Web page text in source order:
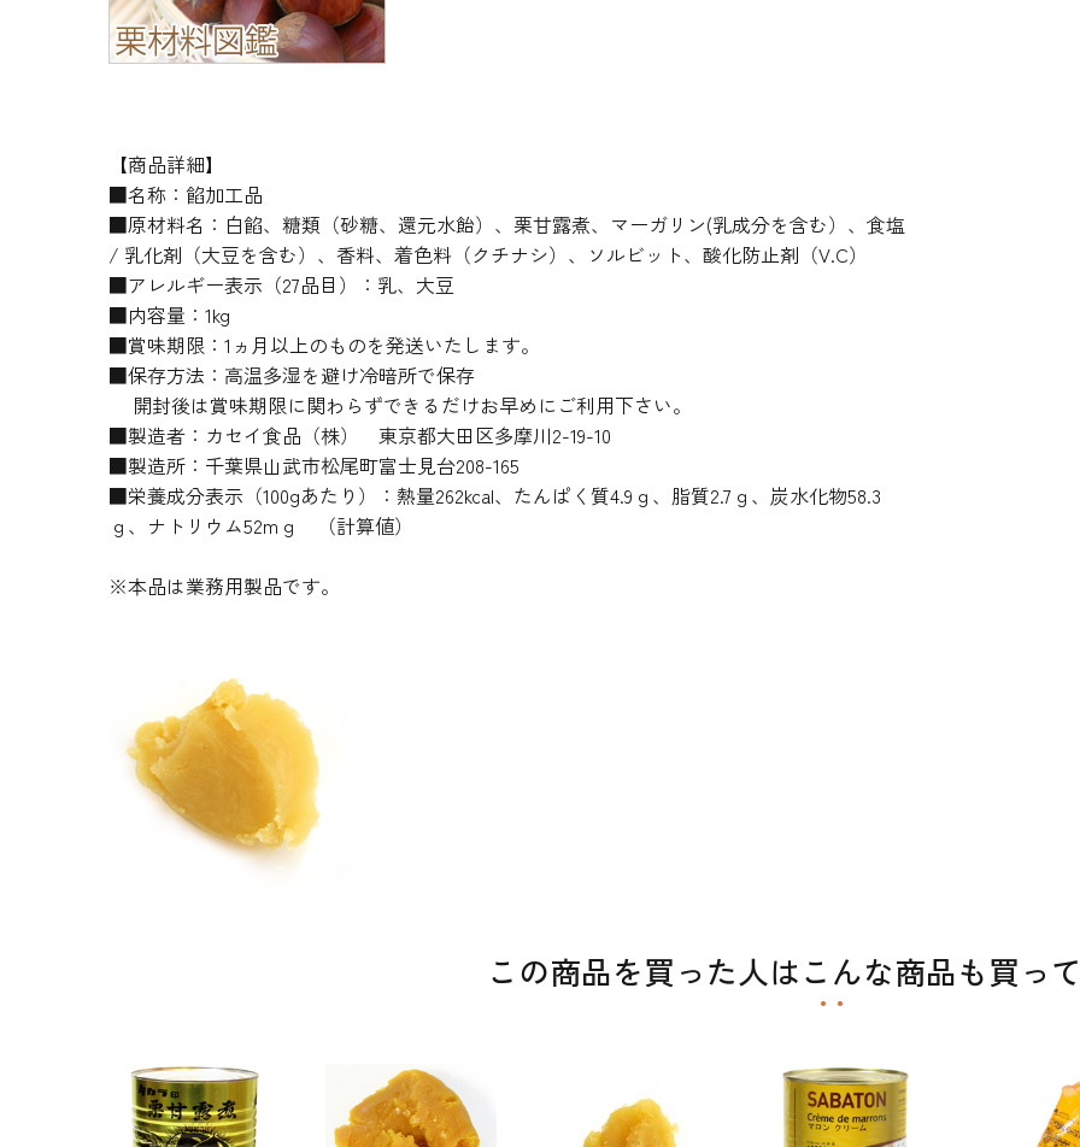
【商品詳細】
■名称：餡加工品
■原材料名：白餡、糖類（砂糖、還元水飴）、栗甘露煮、マーガリン(乳成分を含む）、食塩
/ 乳化剤（大豆を含む）、香料、着色料（クチナシ）、ソルビット、酸化防止剤（V.C）
■アレルギー表示（27品目）：乳、大豆
■内容量：1kg
■賞味期限：1ヵ月以上のものを発送いたします。
■保存方法：高温多湿を避け冷暗所で保存
開封後は賞味期限に関わらずできるだけお早めにご利用下さい。
■製造者：カセイ食品（株） 東京都大田区多摩川2-19-10
■製造所：千葉県山武市松尾町富士見台208-165
■栄養成分表示（100gあたり）：熱量262kcal、たんぱく質4.9ｇ、脂質2.7ｇ、炭水化物58.3
ｇ、ナトリウム52mｇ （計算値）
※本品は業務用製品です。
この商品を買った人はこんな商品も買っ